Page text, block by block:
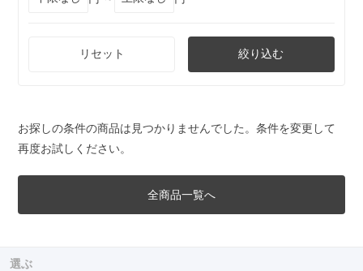
リセット 絞り込む
お探しの条件の商品は見つかりませんでした。条件を変更して
再度お試しください。
全商品一覧へ
選ぶ